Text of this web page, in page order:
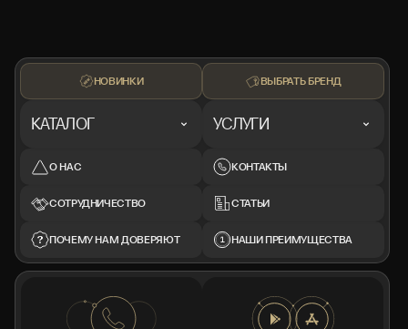
НОВИНКИ
КАТАЛОГ
О НАС
СОТРУДНИЧЕСТВО
ПОЧЕМУ НАМ ДОВЕРЯЮТ
ВЫБРАТЬ БРЕНД
УСЛУГИ
КОНТАКТЫ
СТАТЬИ
НАШИ ПРЕИМУЩЕСТВА